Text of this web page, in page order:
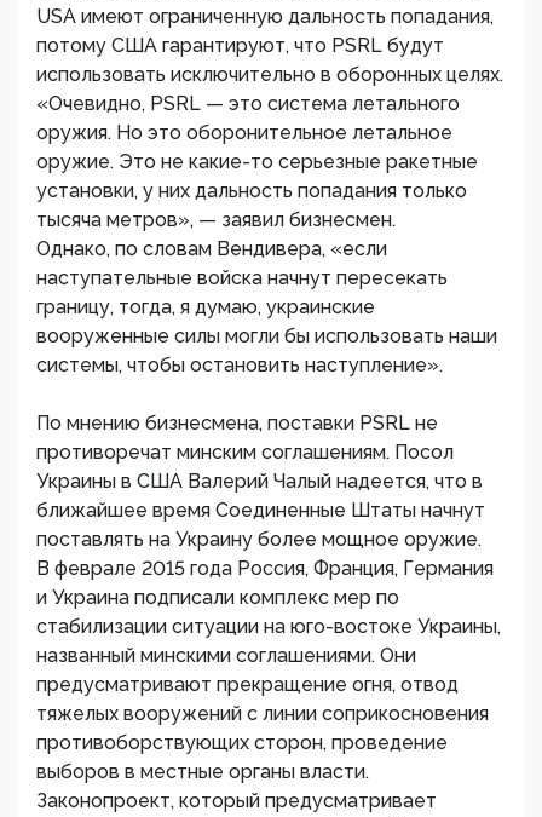
USA имеют ограниченную дальность попадания,
потому США гарантируют, что PSRL будут
использовать исключительно в оборонных целях.
«Очевидно, PSRL — это система летального
оружия. Но это оборонительное летальное
оружие. Это не какие-то серьезные ракетные
установки, у них дальность попадания только
тысяча метров», — заявил бизнесмен.
Однако, по словам Вендивера, «если
наступательные войска начнут пересекать
границу, тогда, я думаю, украинские
вооруженные силы могли бы использовать наши
системы, чтобы остановить наступление».
По мнению бизнесмена, поставки PSRL не
противоречат минским соглашениям. Посол
Украины в США Валерий Чалый надеется, что в
ближайшее время Соединенные Штаты начнут
поставлять на Украину более мощное оружие.
В феврале 2015 года Россия, Франция, Германия
и Украина подписали комплекс мер по
стабилизации ситуации на юго-востоке Украины,
названный минскими соглашениями. Они
предусматривают прекращение огня, отвод
тяжелых вооружений с линии соприкосновения
противоборствующих сторон, проведение
выборов в местные органы власти.
Законопроект, который предусматривает